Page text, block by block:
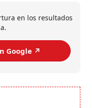
en los resultados
Google ↗️